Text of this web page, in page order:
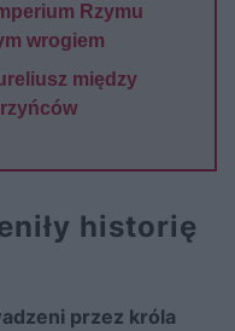
Rzymu
wrogiem
między
historię
przez króla